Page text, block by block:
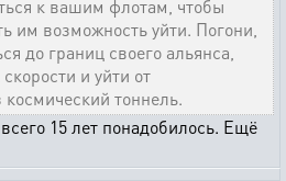
к вашим флотам, чтобы
им возможность уйти. Погони,
до границ своего альянса,
и уйти от
тоннель.
15 лет понадобилось. Ещё